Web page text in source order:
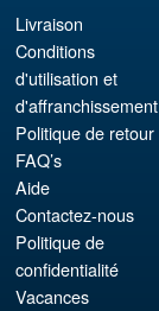
Livraison
Conditions
d'utilisation et
d'affranchissement
Politique de retour
FAQ’s
Aide
Contactez-nous
Politique de
confidentialité
Vacances